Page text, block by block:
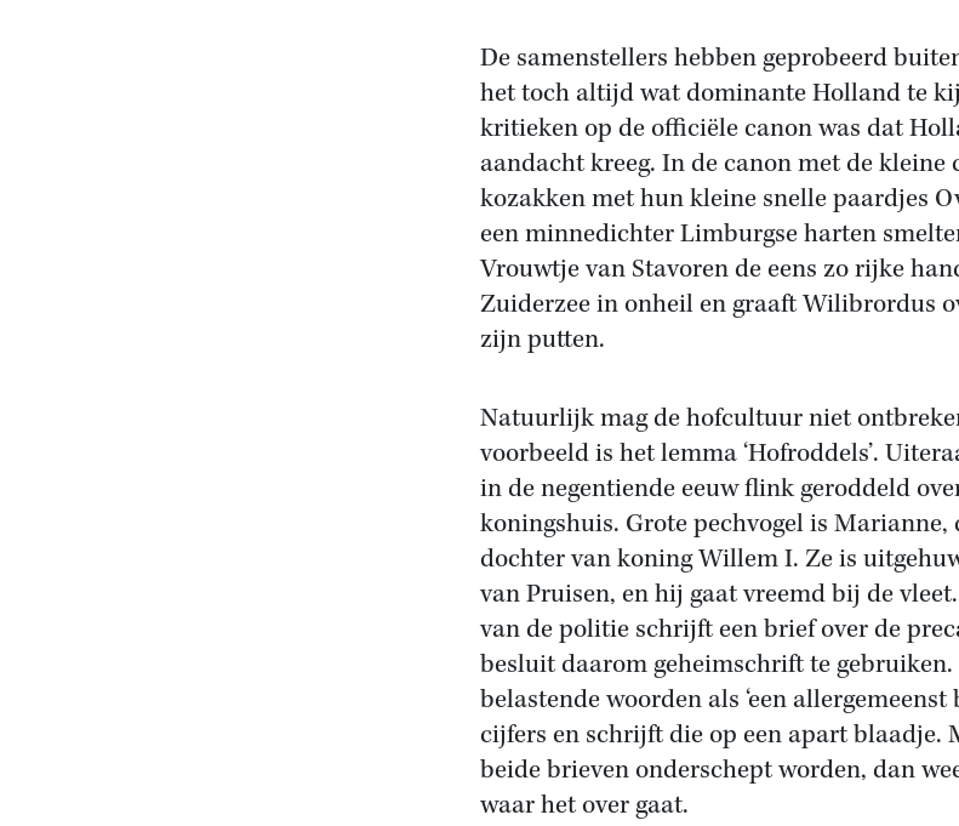
De samenstellers hebben geprobeerd
het toch altijd wat dominante Holland te
kritieken op de officiële canon was dat
aandacht kreeg. In de canon met de kleine
kozakken met hun kleine snelle paardjes
een minnedichter Limburgse harten
Vrouwtje van Stavoren de eens zo rijke
Zuiderzee in onheil en graaft Wilibrordus
zijn putten.
Natuurlijk mag de hofcultuur niet
voorbeeld is het lemma ‘Hofroddels’.
in de negentiende eeuw flink geroddeld
koningshuis. Grote pechvogel is Marianne,
dochter van koning Willem I. Ze is
van Pruisen, en hij gaat vreemd bij de
van de politie schrijft een brief over de
besluit daarom geheimschrift te
belastende woorden als ‘een allergemeenst
cijfers en schrijft die op een apart blaadje.
beide brieven onderschept worden, dan
waar het over gaat.